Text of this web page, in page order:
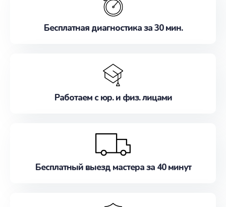
Бесплатная диагностика за 30 мин.
Работаем с юр. и физ. лицами
Бесплатный выезд мастера за 40 минут